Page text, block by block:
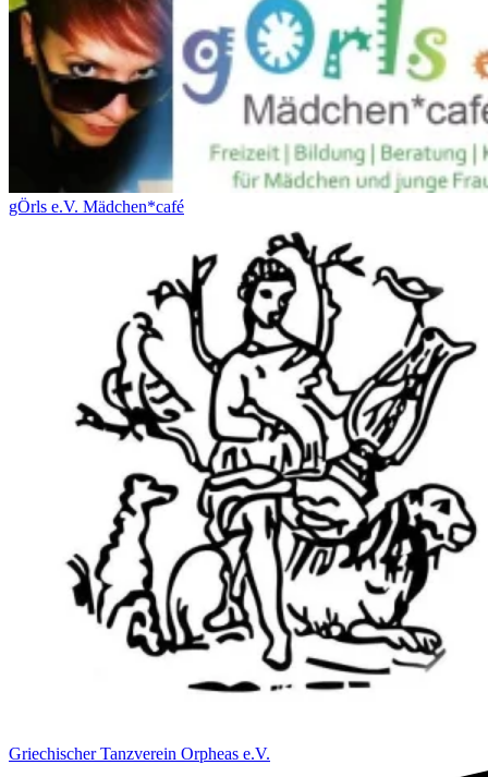
gÖrls e.V. Mädchen*café
Griechischer Tanzverein Orpheas e.V.